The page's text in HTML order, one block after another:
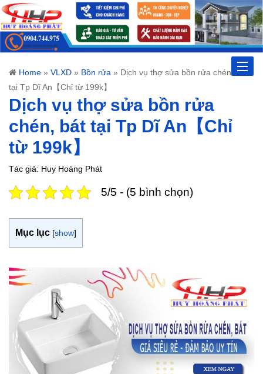
Toggle
Home » VLXD » Bồn rửa » Dịch vụ thợ sửa bồn rửa chén, bát
tại Tp Dĩ An【Chỉ từ 199k】
Dịch vụ thợ sửa bồn rửa
chén, bát tại Tp Dĩ An【Chỉ
từ 199k】
Tác giả: Huy Hoàng Phát
5/5 - (5 bình chọn)
Mục lục [show]